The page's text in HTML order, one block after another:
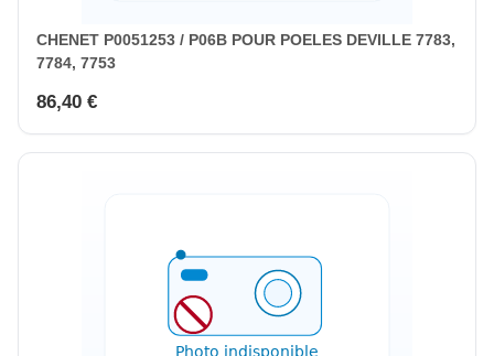
CHENET P0051253 / P06B POUR POELES DEVILLE 7783,
7784, 7753
86,40 €